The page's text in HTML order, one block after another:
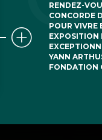
RENDEZ-
CONCORDE
POUR VIVRE
EXPOSITION
YANN
FONDATION